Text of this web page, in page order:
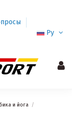
Ру
и йога